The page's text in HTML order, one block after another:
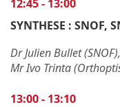
12:45 - 13:00
SYNTHESE : SNOF,
Dr Julien Bullet (SNOF),
Mr Ivo Trinta
13:00 - 13:10